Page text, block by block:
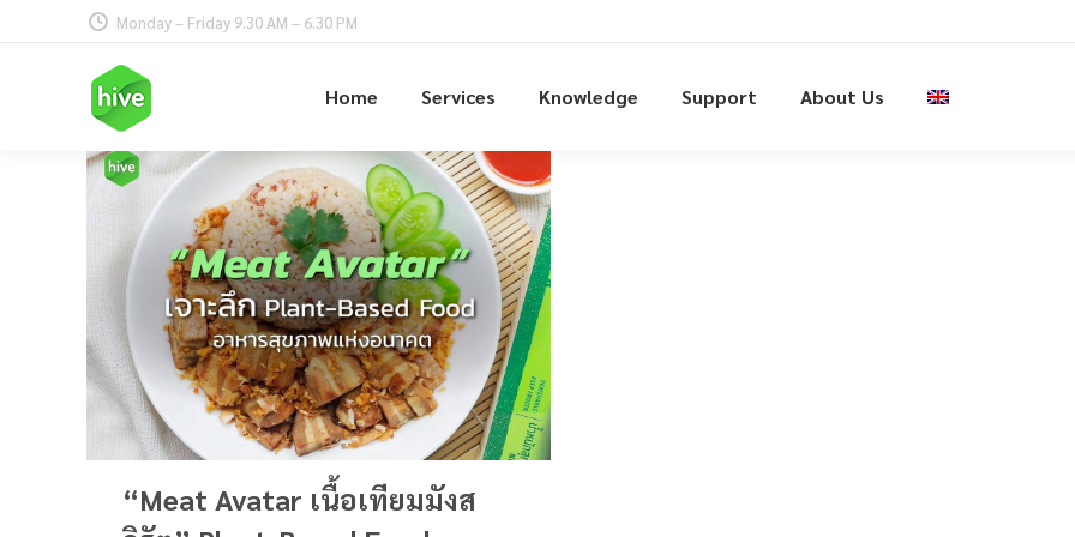
Monday – Friday 9.30 AM – 6.30 PM
Home Services Knowledge Support About Us
“Meat Avatar เนื้อเทียมมังส